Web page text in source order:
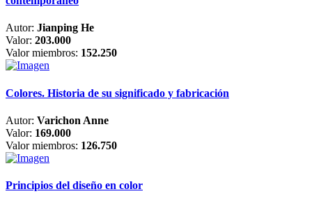
Autor: Jianping He
Valor: 203.000
Valor miembros: 152.250
Colores. Historia de su significado y fabricación
Autor: Varichon Anne
Valor: 169.000
Valor miembros: 126.750
Principios del diseño en color